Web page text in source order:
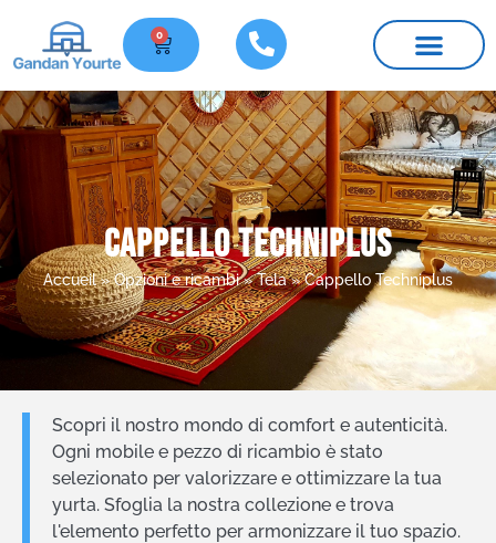
0
Cappello Techniplus
Accueil»Opzioni e ricambi»Tela»Cappello Techniplus
Scopri il nostro mondo di comfort e autenticità.
Ogni mobile e pezzo di ricambio è stato
selezionato per valorizzare e ottimizzare la tua
yurta. Sfoglia la nostra collezione e trova
l'elemento perfetto per armonizzare il tuo spazio.